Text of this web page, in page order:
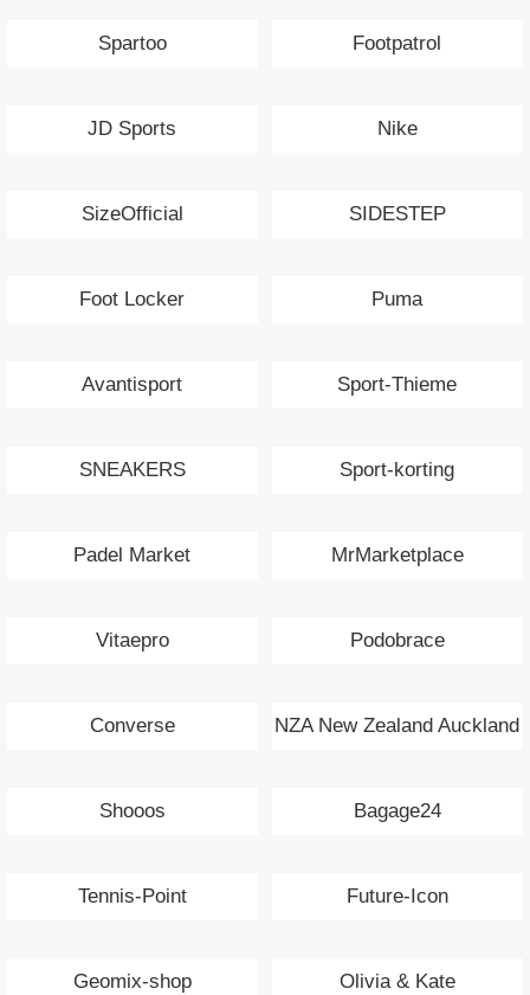
Spartoo Footpatrol
JD Sports Nike
SizeOfficial SIDESTEP
Foot Locker Puma
Avantisport Sport-Thieme
SNEAKERS Sport-korting
Padel Market MrMarketplace
Vitaepro Podobrace
Converse NZA New Zealand Auckland
Shooos Bagage24
Tennis-Point Future-Icon
Geomix-shop Olivia & Kate